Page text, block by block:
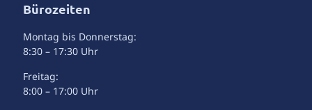
Bürozeiten
Montag bis Donnerstag:
8:30 – 17:30 Uhr
Freitag:
8:00 – 17:00 Uhr